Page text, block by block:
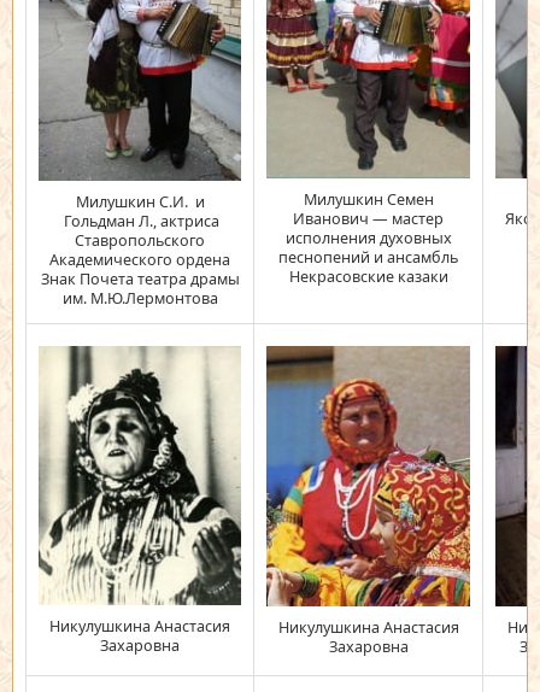
Милушкин С.И. и
Гольдман Л., актриса
Ставропольского
Академического ордена
Знак Почета театра драмы
им. М.Ю.Лермонтова
Милушкин Семен
Иванович — мастер
исполнения духовных
песнопений и ансамбль
Некрасовские казаки
Никулушкина Анастасия
Захаровна
Никулушкина Анастасия
Захаровна